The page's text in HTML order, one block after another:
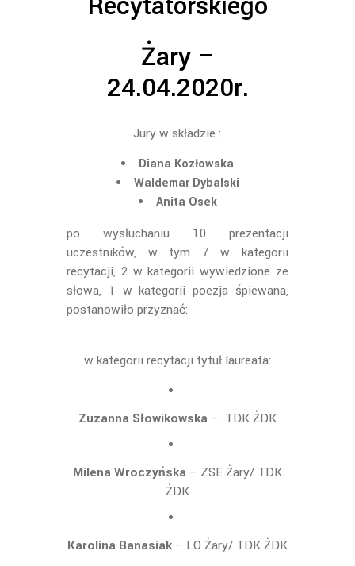
Żary –
24.04.2020r.
Jury w składzie :
Diana Kozłowska
Waldemar Dybalski
Anita Osek
po wysłuchaniu 10 prezentacji
uczestników, w tym 7 w kategorii
recytacji, 2 w kategorii wywiedzione ze
słowa, 1 w kategorii poezja śpiewana,
postanowiło przyznać:
w kategorii recytacji tytuł laureata:
Zuzanna Słowikowska – TDK ŻDK
Milena Wroczyńska – ZSE Żary/ TDK
ŻDK
Karolina Banasiak– LO Żary/ TDK ŻDK